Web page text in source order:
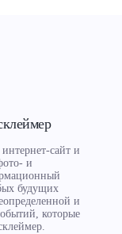
сайт и
и
будущих
и
которые